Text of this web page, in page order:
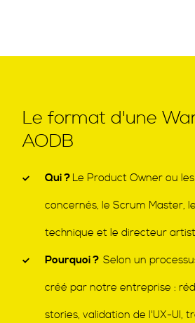
Le format d'une
AODB
Qui ? Le Product Owner ou
concernés, le Scrum Master,
technique et le directeur
Pourquoi ? Selon un
créé par notre entreprise :
stories, validation de l'UX-UI,